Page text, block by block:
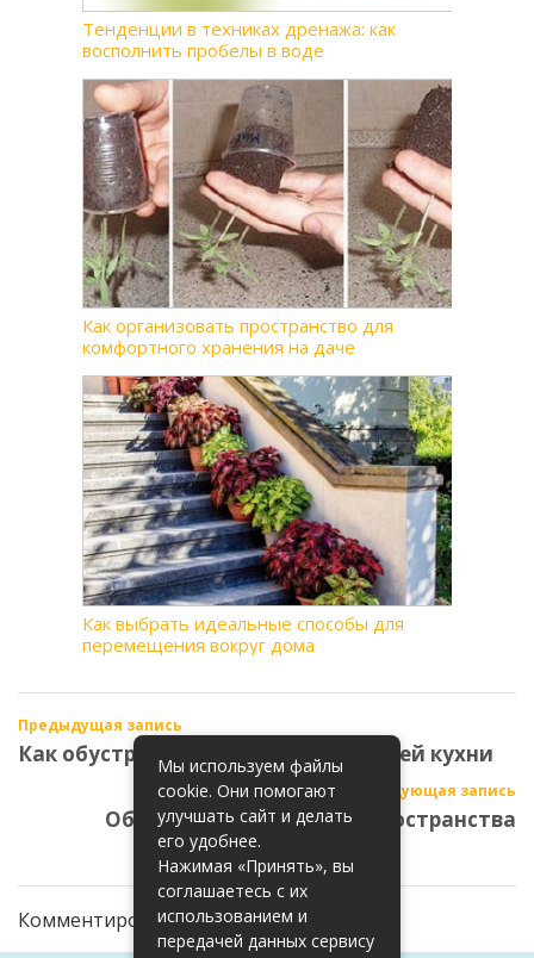
Тенденции в техниках дренажа: как
восполнить пробелы в воде
Как организовать пространство для
комфортного хранения на даче
Как выбрать идеальные способы для
перемещения вокруг дома
Предыдущая запись
Как обустроить столовую для летней кухни
Следующая запись
Обустройство рабочего пространства
Комментирование закрыто
Мы используем файлы
cookie. Они помогают
улучшать сайт и делать
его удобнее.
Нажимая «Принять», вы
соглашаетесь с их
использованием и
передачей данных сервису